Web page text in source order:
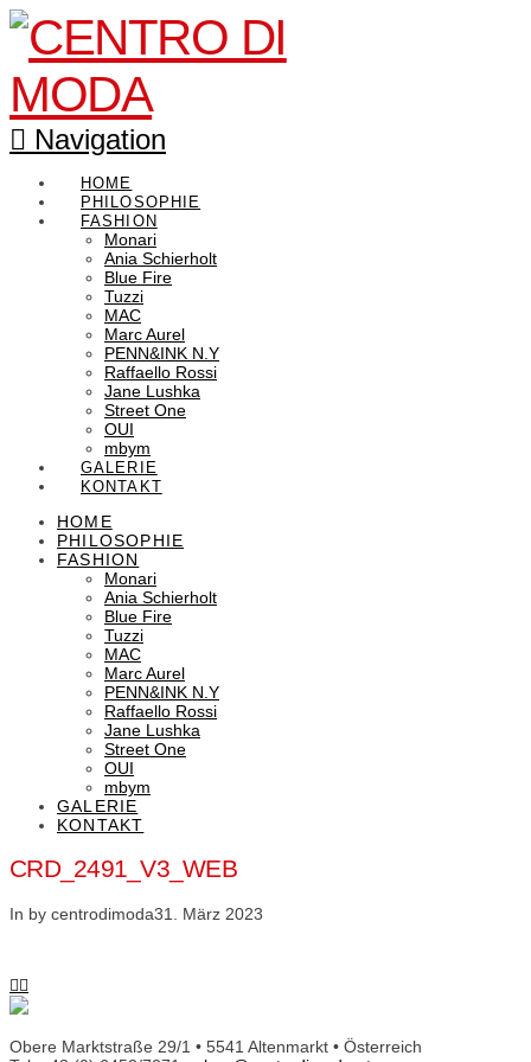
Navigation
HOME
PHILOSOPHIE
FASHION
Monari
Ania Schierholt
Blue Fire
Tuzzi
MAC
Marc Aurel
PENN&INK N.Y
Raffaello Rossi
Jane Lushka
Street One
OUI
mbym
GALERIE
KONTAKT
HOME
PHILOSOPHIE
FASHION
Monari
Ania Schierholt
Blue Fire
Tuzzi
MAC
Marc Aurel
PENN&INK N.Y
Raffaello Rossi
Jane Lushka
Street One
OUI
mbym
GALERIE
KONTAKT
CRD_2491_V3_WEB
In by centrodimoda31. März 2023
Obere Marktstraße 29/1 • 5541 Altenmarkt • Österreich